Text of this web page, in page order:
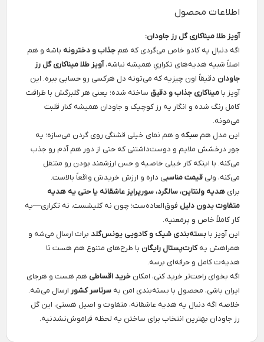
اطلاعات محصول
آویز طلا میناکاری گل رز جاودان:
اگه دنبال یه کادو خاص می‌گردی که هم جذاب و دخترونه باشه و هم
اصلاً شبیه هدیه‌های تکراریِ همیشه نباشه،آویز طلا میناکاری گل رز
جاودان دقیقاً اون چیزیه که می‌تونه دل هرکسی رو حسابی ببره. این
آویز با مینا‌کاری جذاب و دقیق ساخته شده؛ یعنی هر گلبرگش با ظرافت
کامل رنگ شده و انگار یه رز کوچیک و جاودان همیشه کنار قلبت
می‌مونه.
این مدل هم سبکه و هم نمای خیلی قشنگی روی گردن می‌سازه؛ یه
جور درخشش ملایم و دوست‌داشتنی که حتی از دور هم آدم رو جذب
می‌کنه. با اینکه کار خیلی خاصیه و حس ارزشمند بودن رو منتقل
می‌کنه، ولی قیمت مناسبی داره و ارزش خریدش واقعاً بالاست.
برای هدیه ولنتاین، سالگرد، سورپرایز عاشقانه یا حتی یه هدیه
متفاوت بدون دلیل فوق‌العاده‌ست؛ چون نه کلیشست، نه تکراری—یه
کار کاملاً خاص و پرمعنیه.
این آویز با بسته‌بندی شیک و کادویی یونس‌گلد برات ارسال می‌شه و
همراهش یهکارت‌پستال رایگان با طرح‌های متنوع هم هست تا
هدیه‌ت کامل و حرفه‌ای برسه.
اگه بخوای راحت‌تر خرید کنی، امکان خرید اقساطی هم هست و هرجای
ایران باشی، محصول با بسته‌بندی امن به سرتاسر کشور ارسال می‌شه.
خلاصه اگه دنبال یه هدیه عاشقانه، متفاوت و اصیل هستی، این گل
رز جاودان بهترین انتخاب برای ساختن یه لحظه فراموش‌نشدنیه.